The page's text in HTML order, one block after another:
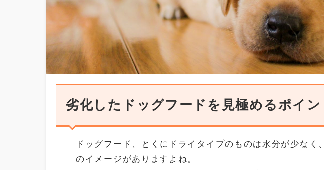
劣化したドッグフードを見極めるポイン
ドッグフード、とくにドライタイプのものは水分が少なく
のイメージがありますよね。